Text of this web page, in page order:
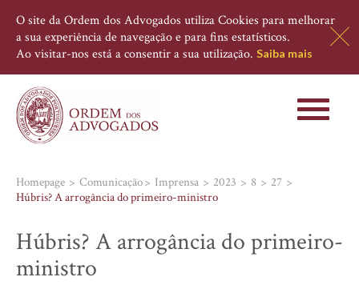
O site da Ordem dos Advogados utiliza Cookies para melhorar
a sua experiência de navegação e para fins estatísticos.
Ao visitar-nos está a consentir a sua utilização. Saiba mais
Toggle
Homepage Comunicação Imprensa 2023 8
27
Húbris? A arrogância do primeiro-ministro
Húbris? A arrogância do primeiro-
ministro